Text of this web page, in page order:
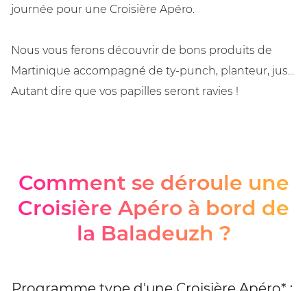
journée pour une Croisière Apéro.
Nous vous ferons découvrir de bons produits de
Martinique accompagné de ty-punch, planteur, jus...
Autant dire que vos papilles seront ravies !
Comment se déroule une
Croisière Apéro à bord de
la Baladeuzh ?